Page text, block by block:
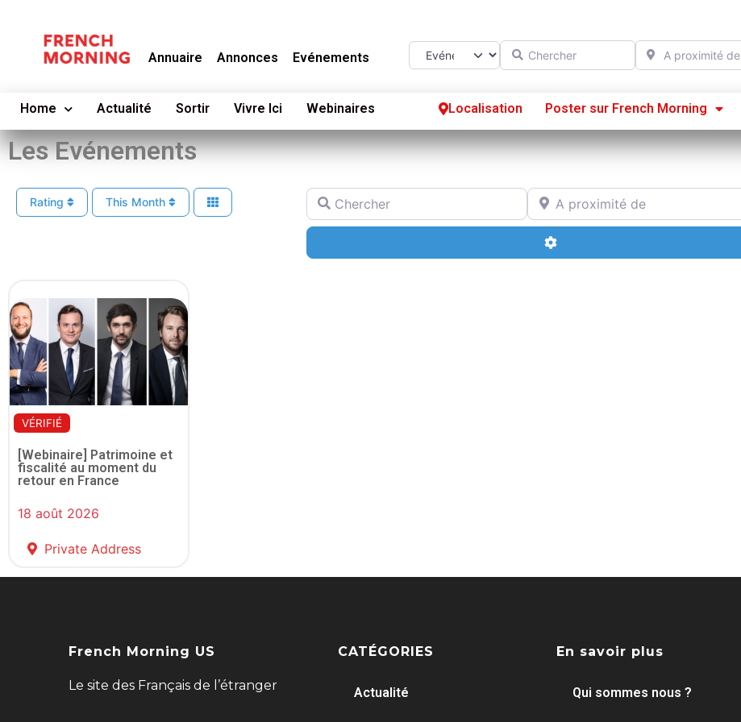
Annuaire Annonces Evénements
Select search typeChercher A proximité de
Home Actualité Sortir Vivre Ici Webinaires Localisation Poster sur French Morning
Se
Les Evénements
Rating This Month
Chercher A proximité de
Advanced Filters
VÉRIFIÉ
[Webinaire] Patrimoine et
fiscalité au moment du
retour en France
18 août 2026
Private Address
French Morning US
Le site des Français de l’étranger
CATÉGORIES
Actualité
En savoir plus
Qui sommes nous ?